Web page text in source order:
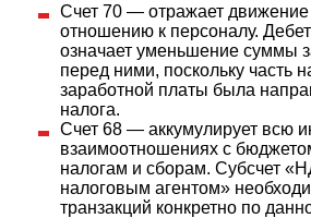
Счет 70 — отражает движение
отношению к персоналу. Дебет
означает уменьшение суммы
перед ними, поскольку часть
заработной платы была
налога.
Счет 68 — аккумулирует всю
взаимоотношениях с
налогам и сборам. Субсчет
налоговым агентом»
транзакций конкретно по